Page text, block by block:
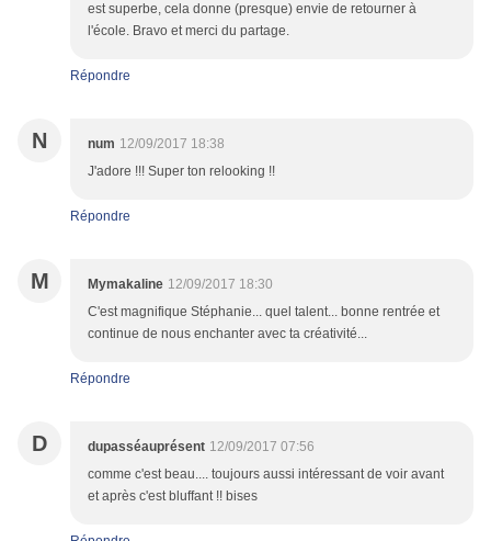
est superbe, cela donne (presque) envie de retourner à
l'école. Bravo et merci du partage.
Répondre
N num 12/09/2017 18:38
J'adore !!! Super ton relooking !!
Répondre
M Mymakaline 12/09/2017 18:30
C'est magnifique Stéphanie... quel talent... bonne rentrée et
continue de nous enchanter avec ta créativité...
Répondre
D dupasséauprésent 12/09/2017 07:56
comme c'est beau.... toujours aussi intéressant de voir avant
et après c'est bluffant !! bises